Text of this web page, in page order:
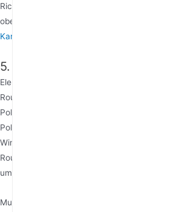
Richtungen reduziert werden. Diese
oberen Segment zum Standard geworden.
4G
Kartensteckplatz
5. Polarisation und Multi-User
Elektromagnetische Wellen haben
Router- und Smartphone-Antennen
Polarisation. Wenn Sende- und
Polarisationsrichtung haben, ist die
Winkelabweichung führt zu
Router verwenden Polarisationsdiversität oder
um dieses Problem zu mindern.
Multi-User MIMO (MU-MIMO) ist eine